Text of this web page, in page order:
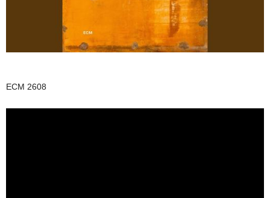
ECM 2608